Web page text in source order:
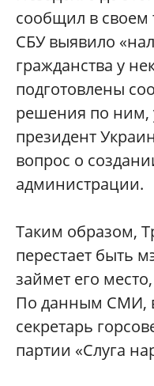
сообщил в своем
СБУ выявило
гражданства у
подготовлены
решения по ним,
президент
вопрос о
администрации.
Таким образом,
перестает быть
займет его
По данным СМИ,
секретарь
партии «Слуга